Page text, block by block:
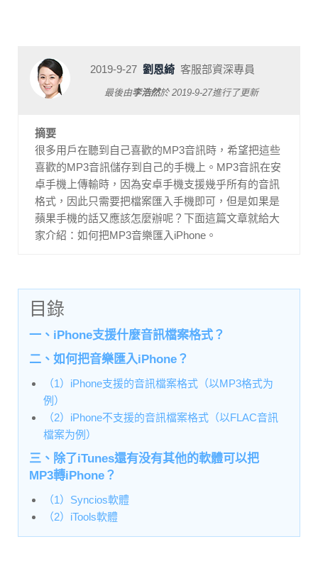
2019-9-27 劉恩綺 客服部資深專員
最後由李浩然於2019-9-27進行了更新
摘要
很多用戶在聽到自己喜歡的MP3音訊時，希望把這些
喜歡的MP3音訊儲存到自己的手機上。MP3音訊在安
卓手機上傳輸時，因為安卓手機支援幾乎所有的音訊
格式，因此只需要把檔案匯入手機即可，但是如果是
蘋果手機的話又應該怎麼辦呢？下面這篇文章就給大
家介紹：如何把MP3音樂匯入iPhone。
目錄
一、iPhone支援什麼音訊檔案格式？
二、如何把音樂匯入iPhone？
（1）iPhone支援的音訊檔案格式（以MP3格式为
例）
（2）iPhone不支援的音訊檔案格式（以FLAC音訊
檔案为例）
三、除了iTunes還有没有其他的軟體可以把
MP3轉iPhone？
（1）Syncios軟體
（2）iTools軟體